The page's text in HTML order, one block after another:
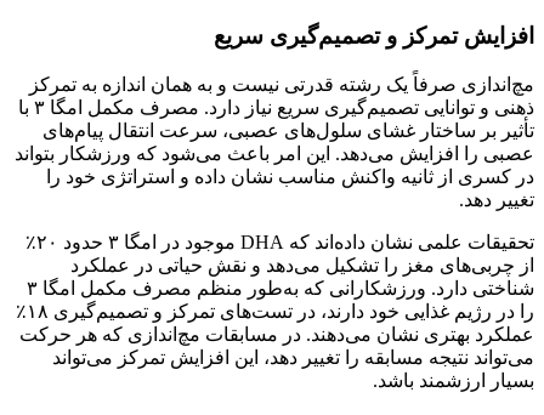
افزایش تمرکز و تصمیم‌گیری سریع
مچ‌اندازی صرفاً یک رشته قدرتی نیست و به همان اندازه به تمرکز
ذهنی و توانایی تصمیم‌گیری سریع نیاز دارد. مصرف مکمل امگا ۳ با
تأثیر بر ساختار غشای سلول‌های عصبی، سرعت انتقال پیام‌های
عصبی را افزایش می‌دهد. این امر باعث می‌شود که ورزشکار بتواند
در کسری از ثانیه واکنش مناسب نشان داده و استراتژی خود را
تغییر دهد.
تحقیقات علمی نشان داده‌اند که DHA موجود در امگا ۳ حدود ۲۰٪
از چربی‌های مغز را تشکیل می‌دهد و نقش حیاتی در عملکرد
شناختی دارد. ورزشکارانی که به‌طور منظم مصرف مکمل امگا ۳
را در رژیم غذایی خود دارند، در تست‌های تمرکز و تصمیم‌گیری ۱۸٪
عملکرد بهتری نشان می‌دهند. در مسابقات مچ‌اندازی که هر حرکت
می‌تواند نتیجه مسابقه را تغییر دهد، این افزایش تمرکز می‌تواند
بسیار ارزشمند باشد.